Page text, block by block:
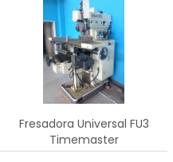
Fresadora Universal FU3
Timemaster